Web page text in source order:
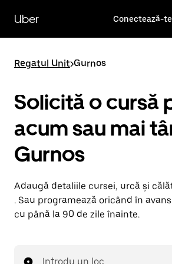
direct
conținutul
principal
Uber Conectează-te
Regatul Unit>Gurnos
Solicită o cursă
acum sau mai
Gurnos
Adaugă detaliile cursei, urcă și
. Sau programează oricând în
cu până la 90 de zile înainte.
Introdu un loc